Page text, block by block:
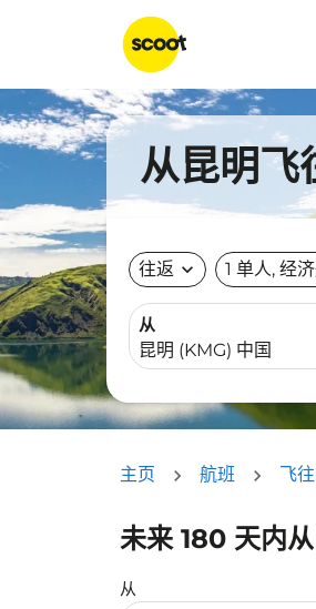
从昆明
往返 expand_more 1 单人, 经
从
主页 航班 飞
未来 180 天内
从
没有符合您的筛选条件